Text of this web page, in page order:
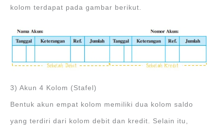
kolom terdapat pada gambar berikut.
3) Akun 4 Kolom (Stafel)
Bentuk akun empat kolom memiliki dua kolom saldo
yang terdiri dari kolom debit dan kredit. Selain itu,